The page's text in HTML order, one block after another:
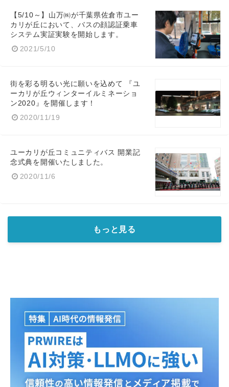
【5/10～】山万㈱が千葉県佐倉市ユー
カリが丘において、バスの顔認証乗車
システム実証実験を開始します。
2021/5/10
街を彩る明るい光に願いを込めて 『ユ
ーカリが丘ウィンターイルミネーショ
ン2020』を開催します！
2020/11/19
ユーカリが丘コミュニティバス 開業記
念式典を開催いたしました。
2020/11/6
もっと見る